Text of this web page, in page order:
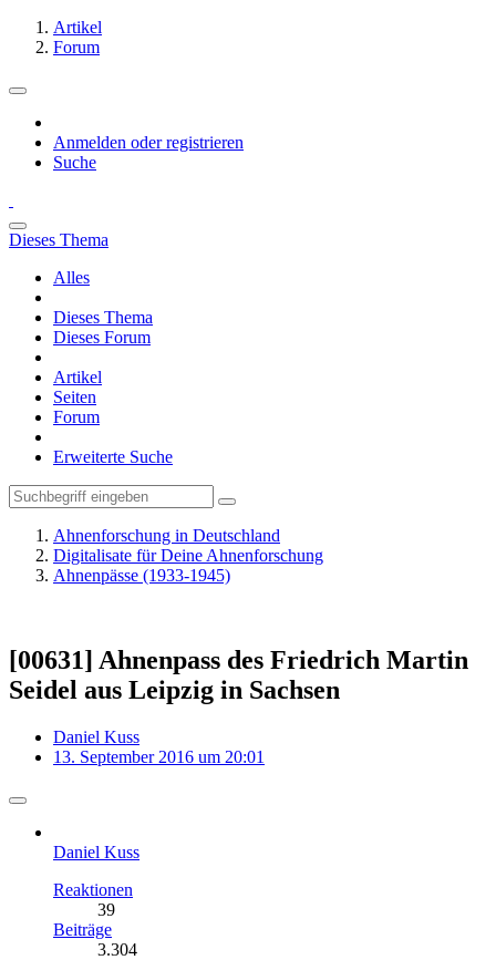
Artikel
Forum
Anmelden oder registrieren
Suche
Dieses Thema
Alles
Dieses Thema
Dieses Forum
Artikel
Seiten
Forum
Erweiterte Suche
Ahnenforschung in Deutschland
Digitalisate für Deine Ahnenforschung
Ahnenpässe (1933-1945)
[00631] Ahnenpass des Friedrich Martin
Seidel aus Leipzig in Sachsen
Daniel Kuss
13. September 2016 um 20:01
Daniel Kuss
Reaktionen
39
Beiträge
3.304